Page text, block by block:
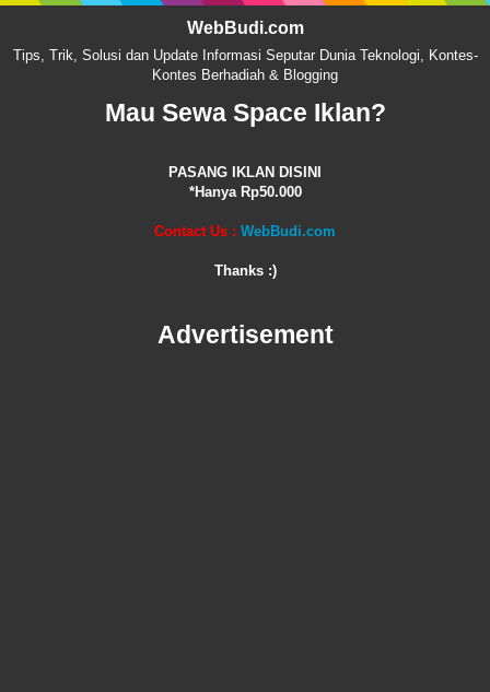
WebBudi.com
Tips, Trik, Solusi dan Update Informasi Seputar Dunia Teknologi, Kontes-
Kontes Berhadiah & Blogging
Mau Sewa Space Iklan?
PASANG IKLAN DISINI
*Hanya Rp50.000
Contact Us : WebBudi.com
Thanks :)
Advertisement